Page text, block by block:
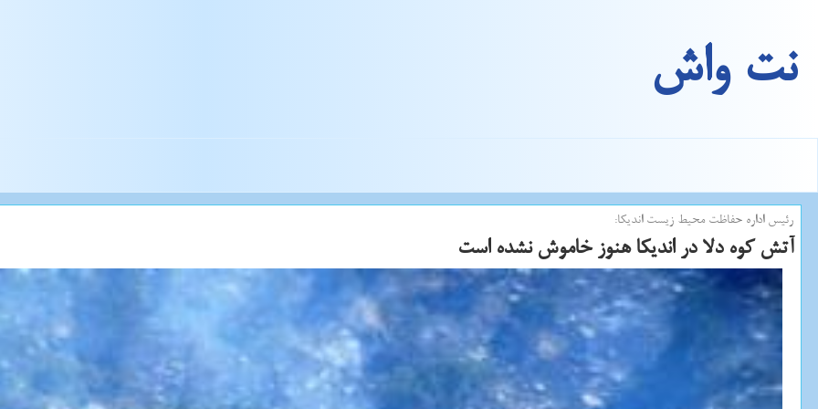
نت واش
رئیس اداره حفاظت محیط زیست اندیكا:
آتش كوه دلا در اندیكا هنوز خاموش نشده است